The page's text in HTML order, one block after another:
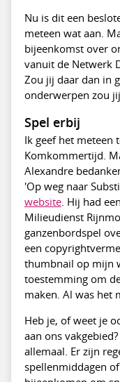
Nu is dit een
meteen wat aan.
bijeenkomst over
vanuit de Netwerk
Zou jij daar dan in
onderwerpen zou
Spel erbij
Ik geef het meteen
Komkommertijd.
Alexandre
'Op weg naar
website. Hij had
Milieudienst
ganzenbordspel
een
thumbnail op mijn
toestemming om
maken. Al was het
Heb je, of weet je
aan ons
allemaal. Er zijn
spellenmiddagen